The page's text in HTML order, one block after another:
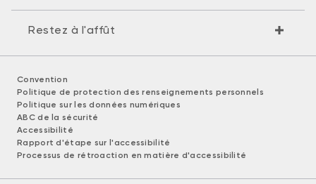
Restez à l'affût
Convention
Politique de protection des renseignements personnels
Politique sur les données numériques
ABC de la sécurité
Accessibilité
Rapport d'étape sur l'accessibilité
Processus de rétroaction en matière d'accessibilité